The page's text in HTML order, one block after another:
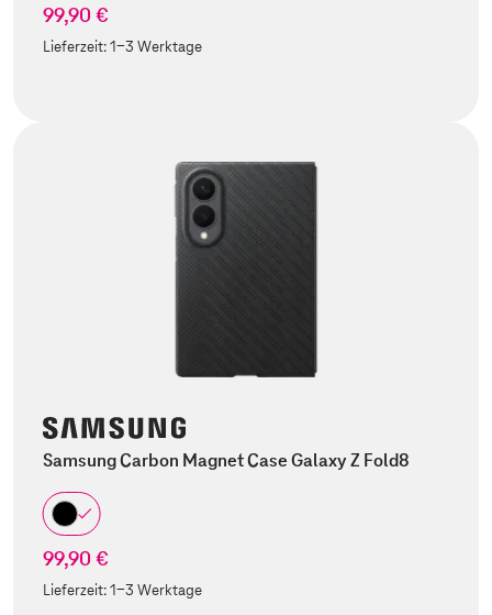
99,90 €
Lieferzeit:1-3 Werktage
Samsung Carbon Magnet Case Galaxy Z Fold8
99,90 €
Lieferzeit:1-3 Werktage